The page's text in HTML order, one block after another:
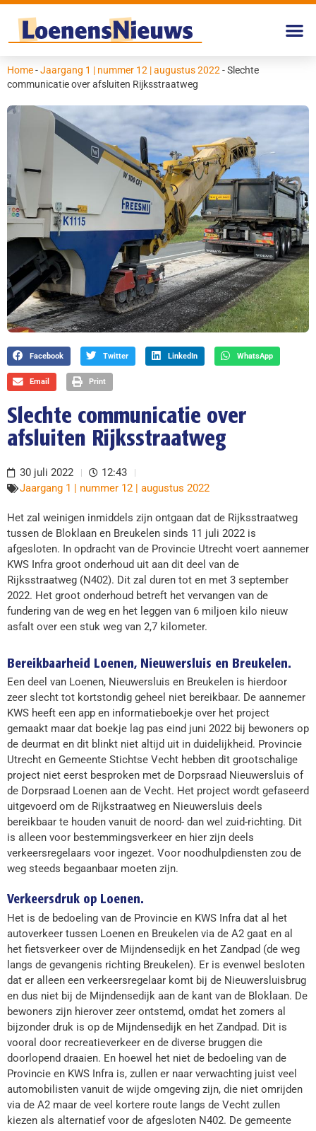
Home-Jaargang 1 | nummer 12 | augustus 2022 -Slechte
communicatie over afsluiten Rijksstraatweg
Facebook Twitter LinkedIn WhatsApp
Email Print
Slechte communicatie over
afsluiten Rijksstraatweg
30 juli 2022
12:43
Jaargang 1 | nummer 12 | augustus 2022
Het zal weinigen inmiddels zijn ontgaan dat de Rijksstraatweg
tussen de Bloklaan en Breukelen sinds 11 juli 2022 is
afgesloten. In opdracht van de Provincie Utrecht voert aannemer
KWS Infra groot onderhoud uit aan dit deel van de
Rijksstraatweg (N402). Dit zal duren tot en met 3 september
2022. Het groot onderhoud betreft het vervangen van de
fundering van de weg en het leggen van 6 miljoen kilo nieuw
asfalt over een stuk weg van 2,7 kilometer.
Bereikbaarheid Loenen, Nieuwersluis en Breukelen.
Een deel van Loenen, Nieuwersluis en Breukelen is hierdoor
zeer slecht tot kortstondig geheel niet bereikbaar. De aannemer
KWS heeft een app en informatieboekje over het project
gemaakt maar dat boekje lag pas eind juni 2022 bij bewoners op
de deurmat en dit blinkt niet altijd uit in duidelijkheid. Provincie
Utrecht en Gemeente Stichtse Vecht hebben dit grootschalige
project niet eerst besproken met de Dorpsraad Nieuwersluis of
de Dorpsraad Loenen aan de Vecht. Het project wordt gefaseerd
uitgevoerd om de Rijkstraatweg en Nieuwersluis deels
bereikbaar te houden vanuit de noord- dan wel zuid-richting. Dit
is alleen voor bestemmingsverkeer en hier zijn deels
verkeersregelaars voor ingezet. Voor noodhulpdiensten zou de
weg steeds begaanbaar moeten zijn.
Verkeersdruk op Loenen.
Het is de bedoeling van de Provincie en KWS Infra dat al het
autoverkeer tussen Loenen en Breukelen via de A2 gaat en al
het fietsverkeer over de Mijndensedijk en het Zandpad (de weg
langs de gevangenis richting Breukelen). Er is evenwel besloten
dat er alleen een verkeersregelaar komt bij de Nieuwersluisbrug
en dus niet bij de Mijndensedijk aan de kant van de Bloklaan. De
bewoners zijn hierover zeer ontstemd, omdat het zomers al
bijzonder druk is op de Mijndensedijk en het Zandpad. Dit is
vooral door recreatieverkeer en de diverse bruggen die
doorlopend draaien. En hoewel het niet de bedoeling van de
Provincie en KWS Infra is, zullen er naar verwachting juist veel
automobilisten vanuit de wijde omgeving zijn, die niet omrijden
via de A2 maar de veel kortere route langs de Vecht zullen
kiezen als alternatief voor de afgesloten N402. De gemeente